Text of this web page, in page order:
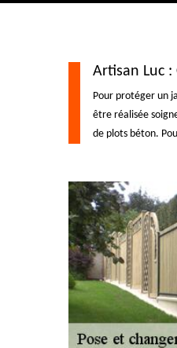
Artisan Luc
Pour protéger un
être réalisée
de plots béton.